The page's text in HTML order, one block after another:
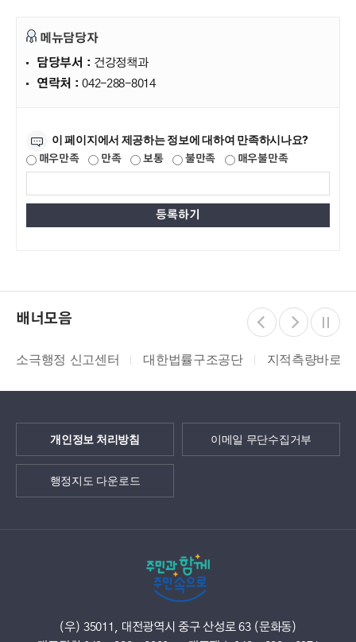
메뉴담당자
담당부서 : 건강정책과
연락처 :042-288-8014
이 페이지에서 제공하는 정보에 대하여 만족하시나요?
매우만족 만족 보통 불만족 매우불만족
배너모음
소극행정 신고센터 대한법률구조공단 지적측량바로
개인정보 처리방침 이메일 무단수집거부
행정지도 다운로드
(우) 35011, 대전광역시 중구 산성로 63 (문화동)